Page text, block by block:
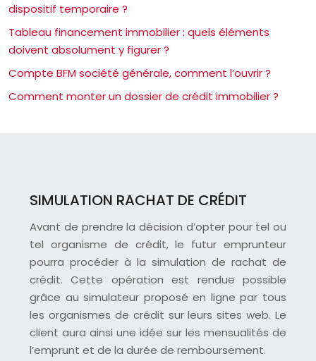
dispositif temporaire ?
Tableau financement immobilier : quels éléments
doivent absolument y figurer ?
Compte BFM société générale, comment l’ouvrir ?
Comment monter un dossier de crédit immobilier ?
SIMULATION RACHAT DE CRÉDIT
Avant de prendre la décision d’opter pour tel ou
tel organisme de crédit, le futur emprunteur
pourra procéder à la simulation de rachat de
crédit. Cette opération est rendue possible
grâce au simulateur proposé en ligne par tous
les organismes de crédit sur leurs sites web. Le
client aura ainsi une idée sur les mensualités de
l’emprunt et de la durée de remboursement.